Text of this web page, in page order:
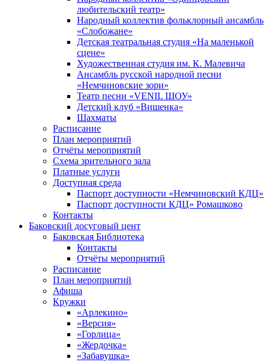
любительский театр»
Народный коллектив фольклорный ансамбль
«Слобожане»
Детская театральная студия «На маленькой
сцене»
Художественная студия им. К. Малевича
Ансамбль русской народной песни
«Немчиновские зори»
Театр песни «VENIL ШОУ»
Детский клуб «Вишенка»
Шахматы
Расписание
План мероприятий
Отчёты мероприятий
Схема зрительного зала
Платные услуги
Доступная среда
Паспорт доступности «Немчиновский КДЦ»
Паспорт доступности КДЦ» Ромашково
Контакты
Баковский досуговый цент
Баковская Библиотека
Контакты
Отчёты мероприятий
Расписание
План мероприятий
Афиша
Кружки
«Арлекино»
«Версия»
«Горлица»
«Жердочка»
«Забавушка»